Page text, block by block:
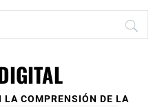
LA COMPRENSIÓN DE LA